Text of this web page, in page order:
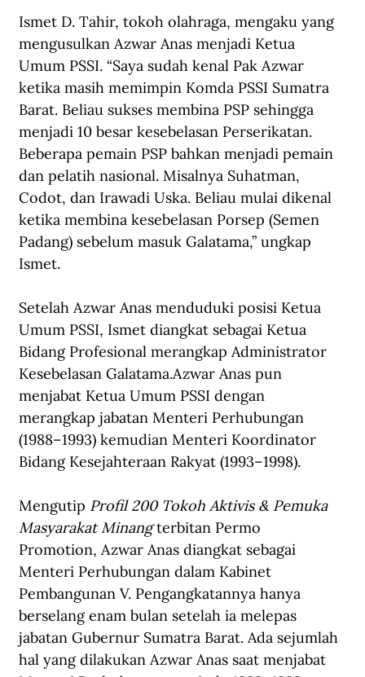
Ismet D. Tahir, tokoh olahraga, mengaku yang
mengusulkan Azwar Anas menjadi Ketua
Umum PSSI. “Saya sudah kenal Pak Azwar
ketika masih memimpin Komda PSSI Sumatra
Barat. Beliau sukses membina PSP sehingga
menjadi 10 besar kesebelasan Perserikatan.
Beberapa pemain PSP bahkan menjadi pemain
dan pelatih nasional. Misalnya Suhatman,
Codot, dan Irawadi Uska. Beliau mulai dikenal
ketika membina kesebelasan Porsep (Semen
Padang) sebelum masuk Galatama,” ungkap
Ismet.
Setelah Azwar Anas menduduki posisi Ketua
Umum PSSI, Ismet diangkat sebagai Ketua
Bidang Profesional merangkap Administrator
Kesebelasan Galatama.Azwar Anas pun
menjabat Ketua Umum PSSI dengan
merangkap jabatan Menteri Perhubungan
(1988–1993) kemudian Menteri Koordinator
Bidang Kesejahteraan Rakyat (1993–1998).
Mengutip Profil 200 Tokoh Aktivis & Pemuka
Masyarakat Minang terbitan Permo
Promotion, Azwar Anas diangkat sebagai
Menteri Perhubungan dalam Kabinet
Pembangunan V. Pengangkatannya hanya
berselang enam bulan setelah ia melepas
jabatan Gubernur Sumatra Barat. Ada sejumlah
hal yang dilakukan Azwar Anas saat menjabat